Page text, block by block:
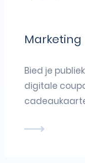
Marketing
Bied je
digitale